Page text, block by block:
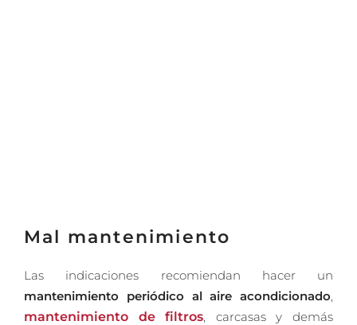
Mal mantenimiento
Las indicaciones recomiendan hacer un
mantenimiento periódico al aire acondicionado,
mantenimiento de filtros, carcasas y demás